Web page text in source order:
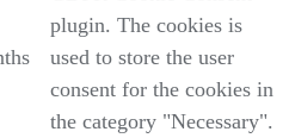
plugin. The cookies is
used to store the user
consent for the cookies in
the category "Necessary".